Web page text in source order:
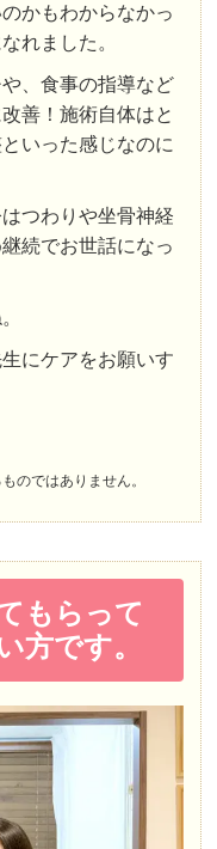
かもわからなかっ
れました。
、食事の指導など
善！施術自体はと
いった感じなのに
つわりや坐骨神経
続でお世話になっ
にケアをお願いす
のではありません。
もらって
方です。